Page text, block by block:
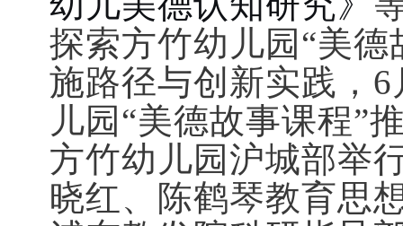
探索方竹幼儿园“美
施路径与创新实践， 6
儿园“美德故事课程”
方竹幼儿园沪城部举
晓红、陈鹤琴教育思